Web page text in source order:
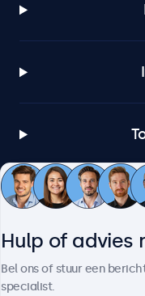
Hulp of advies
Bel ons of stuur een
specialist.